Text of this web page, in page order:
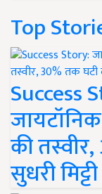
Top
Success
की
सुधरी